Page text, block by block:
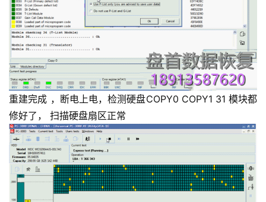
重建完成 ，断电上电，检测硬盘COPY0 COPY1 31 模块都
修好了， 扫描硬盘扇区正常